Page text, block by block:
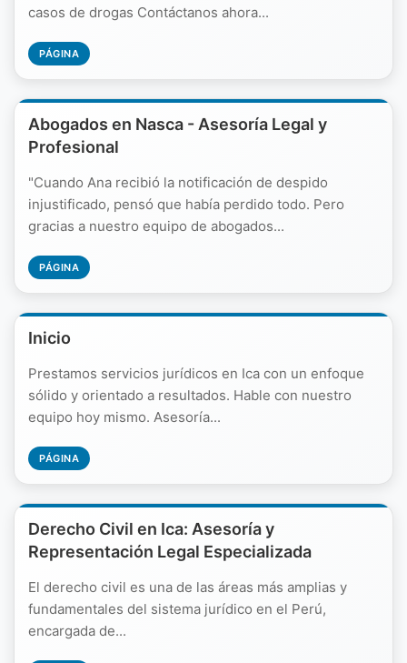
casos de drogas Contáctanos ahora...
PÁGINA
Abogados en Nasca - Asesoría Legal y
Profesional
"Cuando Ana recibió la notificación de despido
injustificado, pensó que había perdido todo. Pero
gracias a nuestro equipo de abogados...
PÁGINA
Inicio
Prestamos servicios jurídicos en Ica con un enfoque
sólido y orientado a resultados. Hable con nuestro
equipo hoy mismo. Asesoría...
PÁGINA
Derecho Civil en Ica: Asesoría y
Representación Legal Especializada
El derecho civil es una de las áreas más amplias y
fundamentales del sistema jurídico en el Perú,
encargada de...